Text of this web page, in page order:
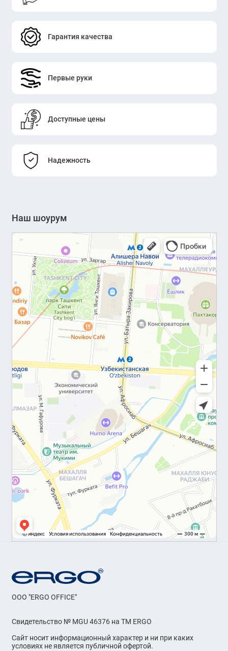
Гарантия качества
Первые руки
Доступные цены
Надежность
Наш шоурум
OOO "ERGO OFFICE"
Свидетельство № MGU 46376 на ТМ ERGO
Сайт носит информационный характер и ни при каких
условиях не является публичной офертой.